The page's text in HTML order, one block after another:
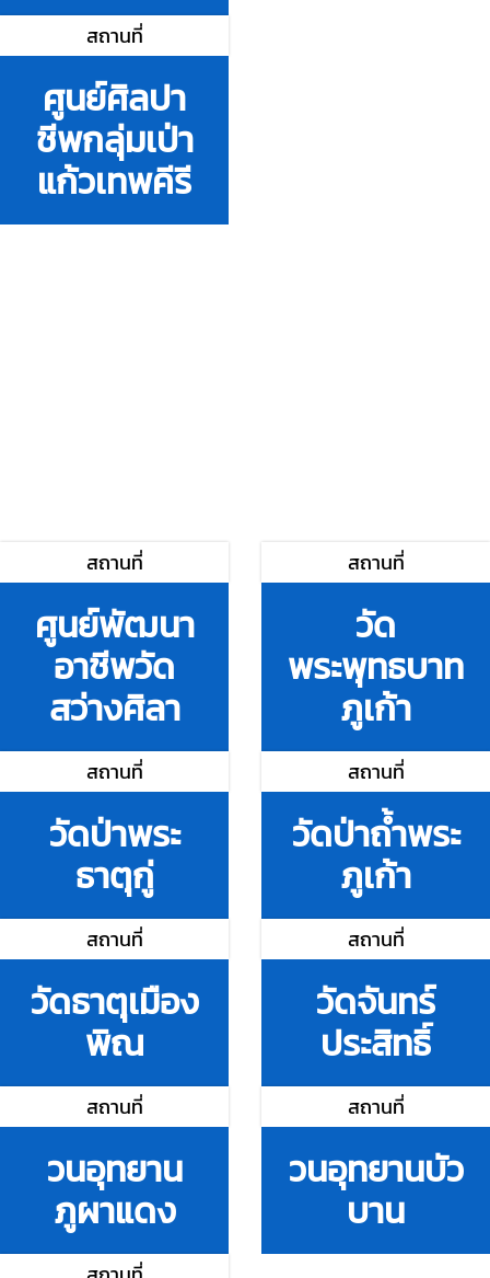
สถานที่
ศูนย์ศิลปา
ชีพกลุ่มเป่า
แก้วเทพคีรี
สถานที่
ศูนย์พัฒนา
อาชีพวัด
สว่างศิลา
สถานที่
วัด
พระพุทธบาท
ภูเก้า
สถานที่
วัดป่าพระ
ธาตุกู่
สถานที่
วัดป่าถ้ำพระ
ภูเก้า
สถานที่
วัดธาตุเมือง
พิณ
สถานที่
วัดจันทร์
ประสิทธิ์
สถานที่
วนอุทยาน
ภูผาแดง
สถานที่
วนอุทยานบัว
บาน